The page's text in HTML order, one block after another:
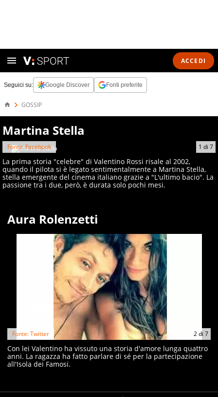
ACCEDI
Seguici su: Google Discover Fonti preferite
GOSSIP
Martina Stella
1 di 7
Fonte: Facebook
La prima storia "celebre" di Valentino Rossi risale al 2002,
quando il pilota si è legato sentimentalmente a Martina Stella,
stella emergente del cinema italiano grazie a "L'ultimo bacio". La
passione tra i due, però, è durata solo pochi mesi.
Aura Rolenzetti
2di 7
Fonte: Twitter
Con lei Valentino ha vissuto una storia d'amore lunga quattro
anni. La ragazza ha fatto parlare di sé per la partecipazione
all'Isola dei Famosi.